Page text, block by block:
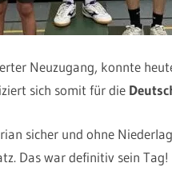
Neuzugang, konnte
sich somit für die
sicher und ohne
Das war definitiv sein